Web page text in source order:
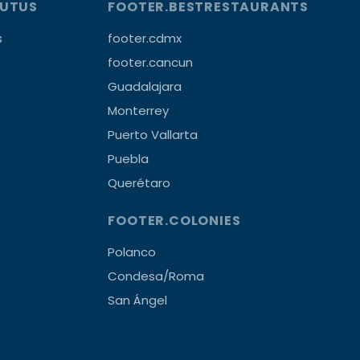
FOOTER.BESTRESTAURANTS
footer.cdmx
footer.cancun
Guadalajara
Monterrey
Puerto Vallarta
Puebla
Querétaro
FOOTER.COLONIES
Polanco
Condesa/Roma
San Ángel